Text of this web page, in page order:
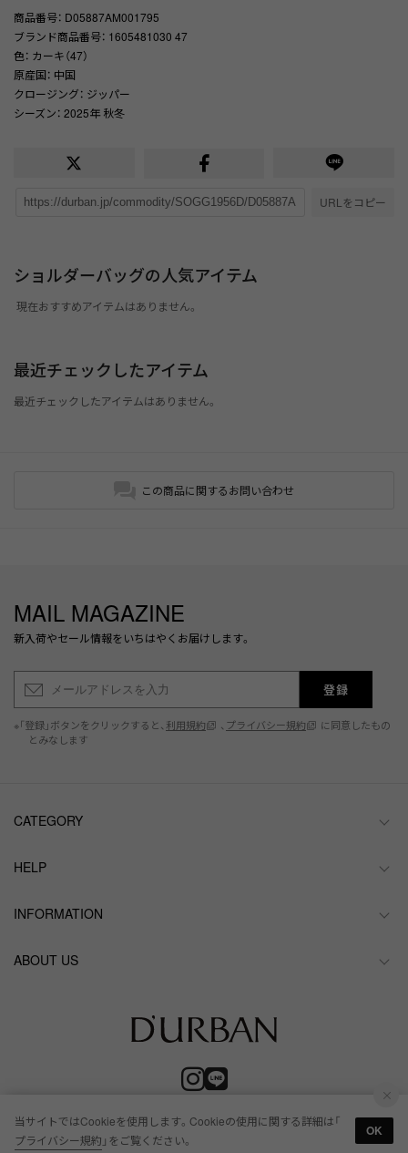
商品番号： D05887AM001795
ブランド商品番号： 1605481030 47
色： カーキ（47）
原産国： 中国
クロージング： ジッパー
シーズン： 2025年 秋冬
URLをコピー
ショルダーバッグの人気アイテム
現在おすすめアイテムはありません。
最近チェックしたアイテム
最近チェックしたアイテムはありません。
この商品に関するお問い合わせ
MAIL MAGAZINE
新入荷やセール情報をいちはやくお届けします。
登録
※「登録」ボタンをクリックすると、 利用規約 、 プライバシー規約
に同意したもの
とみなします
CATEGORY
HELP
INFORMATION
ABOUT US
© RENOWN Inc. All Rights Reserved.
当サイトではCookieを使用します。Cookieの使用に関する詳細は「
プライバシー規約 」をご覧ください。
OK